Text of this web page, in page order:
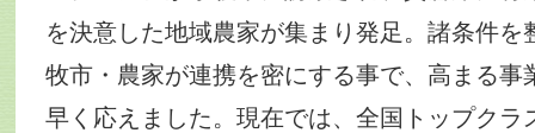
を決意した地域農家が集まり発足。諸条件を
牧市・農家が連携を密にする事で、高まる事
早く応えました。現在では、全国トップクラ